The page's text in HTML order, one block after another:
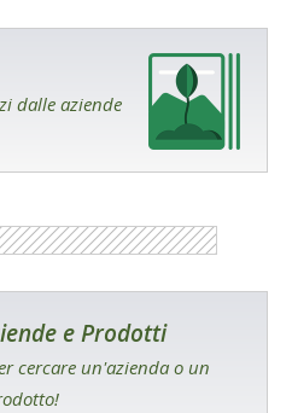
dalle aziende
e Prodotti
cercare un'azienda o un